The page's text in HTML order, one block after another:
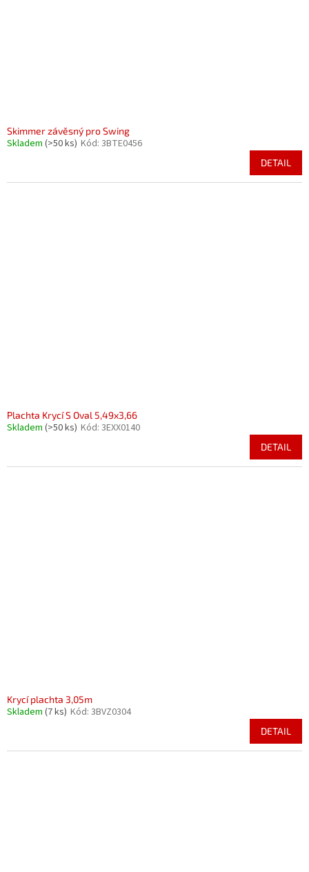
Skimmer závěsný pro Swing
Skladem (>50 ks) Kód: 3BTE0456
DETAIL
Plachta Krycí S Oval 5,49x3,66
Skladem (>50 ks) Kód: 3EXX0140
DETAIL
Krycí plachta 3,05m
Skladem (7 ks) Kód: 3BVZ0304
DETAIL